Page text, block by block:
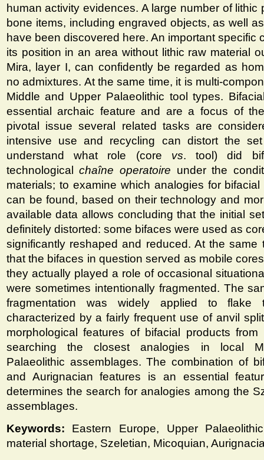
human activity evidences. A large number of lithic
bone items, including engraved objects, as well
have been discovered here. An important specific
its position in an area without lithic raw material
Mira, layer I, can confidently be regarded as
no admixtures. At the same time, it is multi-
Middle and Upper Palaeolithic tool types.
essential archaic feature and are a focus of
pivotal issue several related tasks are
intensive use and recycling can distort the
understand what role (core vs. tool) did
technologicalchaîne operatoire under the
materials; to examine which analogies for
can be found, based on their technology and
available data allows concluding that the initial
definitely distorted: some bifaces were used as
significantly reshaped and reduced. At the same
that the bifaces in question served as mobile
they actually played a role of occasional
were sometimes intentionally fragmented. The
fragmentation was widely applied to
characterized by a fairly frequent use of anvil
morphological features of bifacial products
searching the closest analogies in local
Palaeolithic assemblages. The combination of
and Aurignacian features is an essential
determines the search for analogies among the
assemblages.
Keywords: Eastern Europe, Upper
material shortage, Szeletian, Micoquian,